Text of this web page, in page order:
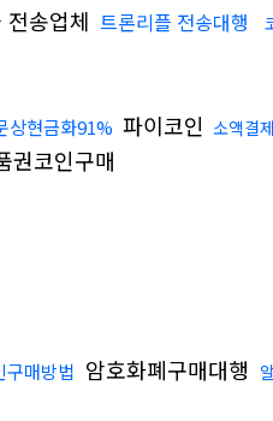
전송업체 트론리플 전송대행
상현금화91% 파이코인 소액결
권코인구매
구매방법 암호화폐구매대행